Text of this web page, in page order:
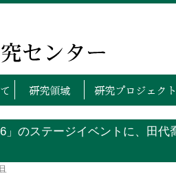
ップページ センターについ
研究
」のステージイベントに、田代